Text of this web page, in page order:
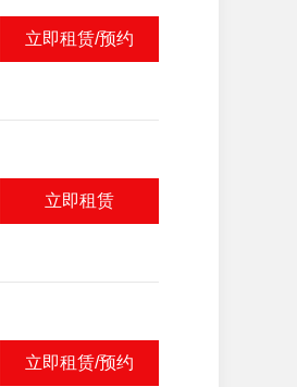
立即租赁/预约
立即租赁
立即租赁/预约